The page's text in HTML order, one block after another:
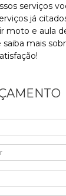
serviços
já
moto e aula
saiba mais